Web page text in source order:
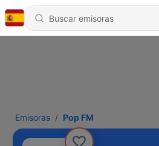
Emisoras Pop FM